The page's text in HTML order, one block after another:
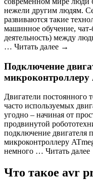
нежели другим людям.
развиваются такие
машинное обучение,
деятельность) между
… Читать далее →
Подключение
микроконтроллеру
Двигатели постоянного
часто используемых
угодно – начиная от
продвинутой
подключение двигателя
микроконтроллеру
немного … Читать
Что такое avr